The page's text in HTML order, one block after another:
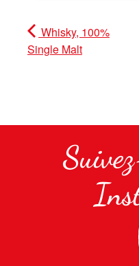
Whisky, 100%
Single Malt